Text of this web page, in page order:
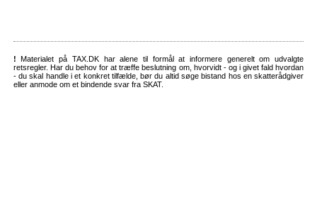
! Materialet på TAX.DK har alene til formål at informere generelt om udvalgte
retsregler. Har du behov for at træffe beslutning om, hvorvidt - og i givet fald hvordan
- du skal handle i et konkret tilfælde, bør du altid søge bistand hos en skatterådgiver
eller anmode om et bindende svar fra SKAT.